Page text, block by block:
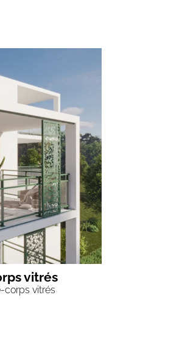
vitrés
corps vitrés